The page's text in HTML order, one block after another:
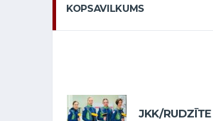
KOPSAVILKUMS
JKK/RUDZĪTE